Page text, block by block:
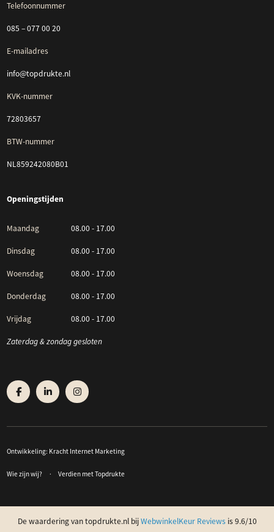
Telefoonnummer
085 – 077 00 20
E-mailadres
info@topdrukte.nl
KVK-nummer
72803657
BTW-nummer
NL859242080B01
Openingstijden
Maandag 08.00 - 17.00
Dinsdag 08.00 - 17.00
Woensdag 08.00 - 17.00
Donderdag 08.00 - 17.00
Vrijdag 08.00 - 17.00
Zaterdag & zondag gesloten
Ontwikkeling: Kracht Internet Marketing
Wie zijn wij? Verdien met Topdrukte
De waardering van topdrukte.nl bijWebwinkelKeur Reviewsis 9.6/10